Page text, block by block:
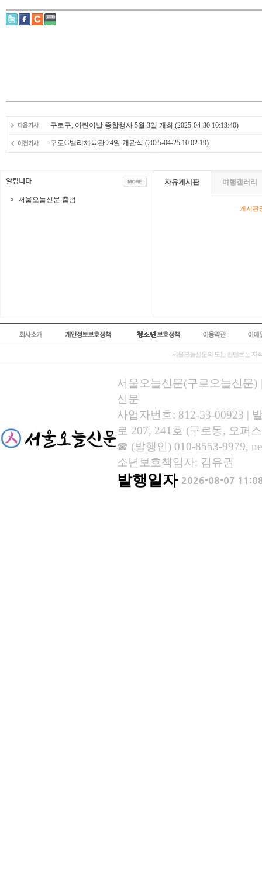
구로구, 어린이날 종합행사 5월 3일 개최 (2025-04-30 10:13:40)
구로G밸리체육관 24일 개관식 (2025-04-25 10:02:19)
서울오늘신문 출범
자유게시판 여행갤러리
게시판
서울오늘신문의 모든 컨텐츠는 저
서울오늘신문(구로오늘신문)
신문
사업자번호: 812-53-00923 |
로 207, 241호 (구로동, 오퍼
☎ (발행인) 010-8553-9979,
소년보호책임자: 김유권
발행일자